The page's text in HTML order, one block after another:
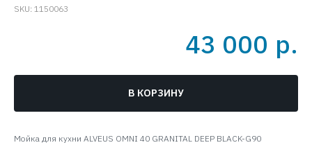
SKU: 1150063
43 000 р.
В КОРЗИНУ
Мойка для кухни ALVEUS OMNI 40 GRANITAL DEEP BLACK-G90